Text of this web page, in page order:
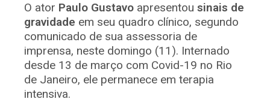
O ator Paulo Gustavo apresentou sinais de
gravidade em seu quadro clínico, segundo
comunicado de sua assessoria de
imprensa, neste domingo (11). Internado
desde 13 de março com Covid-19 no Rio
de Janeiro, ele permanece em terapia
intensiva.